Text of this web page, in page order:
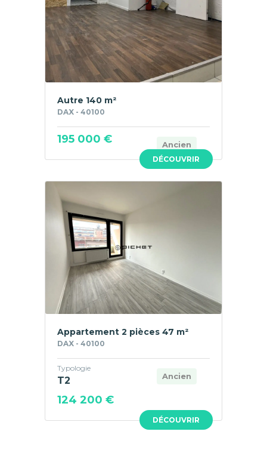
DÉCOUVRIR
Autre 140 m²
DAX - 40100
Ancien
195 000 €
DÉCOUVRIR
Appartement 2 pièces 47 m²
DAX - 40100
Ancien
Typologie
T2
124 200 €